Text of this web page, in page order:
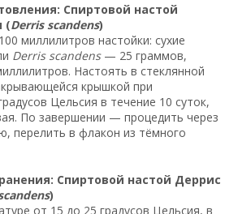
Спиртовой настой
(Derris scandens)
миллилитров настойки: сухие
Derris scandens— 25 граммов,
Настоять в стеклянной
крышкой при
Цельсия в течение 10 суток,
По завершении — процедить через
перелить в флакон из тёмного
Спиртовой настой Деррис
)
от 15 до 25 градусов Цельсия, в